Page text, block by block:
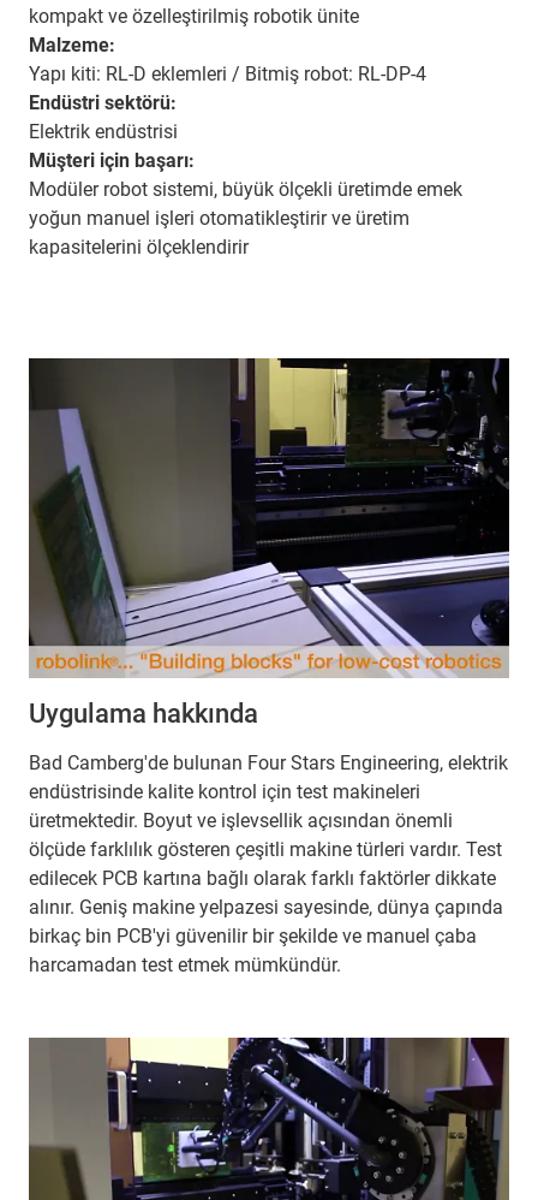
kompakt ve özelleştirilmiş robotik ünite
Malzeme:
Yapı kiti: RL-D eklemleri / Bitmiş robot: RL-DP-4
Endüstri sektörü:
Elektrik endüstrisi
Müşteri için başarı:
Modüler robot sistemi, büyük ölçekli üretimde emek
yoğun manuel işleri otomatikleştirir ve üretim
kapasitelerini ölçeklendirir
Uygulama hakkında
Bad Camberg'de bulunan Four Stars Engineering, elektrik
endüstrisinde kalite kontrol için test makineleri
üretmektedir. Boyut ve işlevsellik açısından önemli
ölçüde farklılık gösteren çeşitli makine türleri vardır. Test
edilecek PCB kartına bağlı olarak farklı faktörler dikkate
alınır. Geniş makine yelpazesi sayesinde, dünya çapında
birkaç bin PCB'yi güvenilir bir şekilde ve manuel çaba
harcamadan test etmek mümkündür.